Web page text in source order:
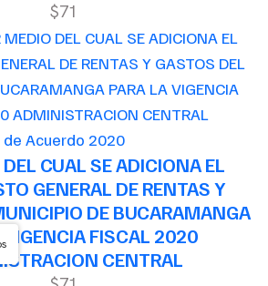
$71
de Acuerdo 2020
CUAL SE ADICIONA EL
GENERAL DE RENTAS Y
DE BUCARAMANGA
VIGENCIA FISCAL 2020
CENTRAL